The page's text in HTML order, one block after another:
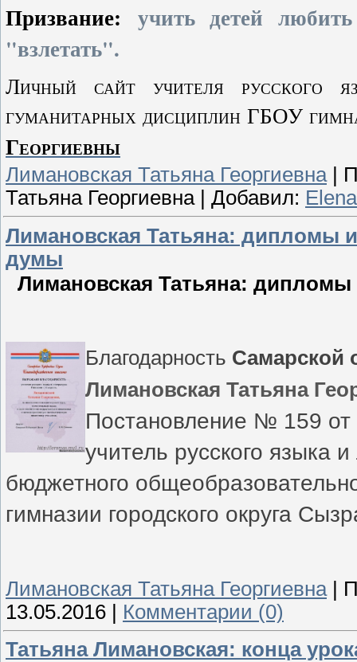
Призвание: учить детей
"взлетать".
Личный сайт учителя русского
гуманитарных дисциплин ГБОУ
Георгиевны
Лимановская Татьяна Георгиевна|
Татьяна Георгиевна| Добавил: Elena
Лимановская Татьяна: дипломы
думы
Лимановская Татьяна: дипломы
Благодарность Самарской
Лимановская Татьяна
Постановление № 159 от
учитель русского языка
бюджетного
гимназии городского округа
Лимановская Татьяна Георгиевна |
13.05.2016 | Комментарии (0)
Татьяна Лимановская: конца